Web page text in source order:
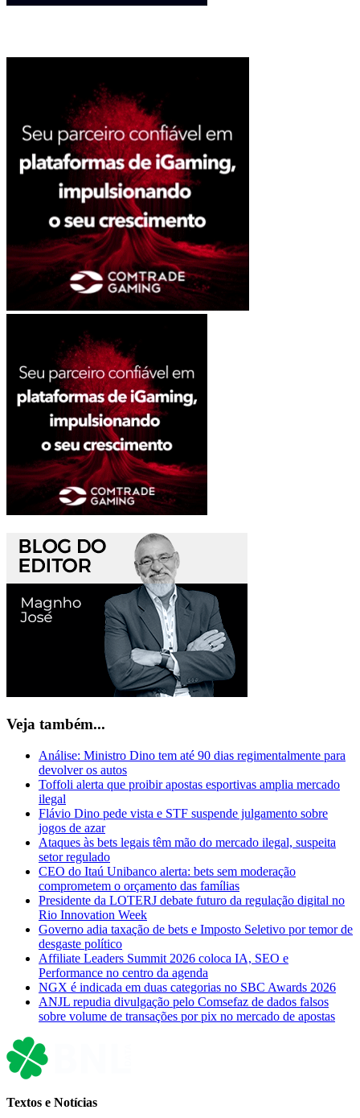
Veja também...
Análise: Ministro Dino tem até 90 dias regimentalmente para
devolver os autos
Toffoli alerta que proibir apostas esportivas amplia mercado
ilegal
Flávio Dino pede vista e STF suspende julgamento sobre
jogos de azar
Ataques às bets legais têm mão do mercado ilegal, suspeita
setor regulado
CEO do Itaú Unibanco alerta: bets sem moderação
comprometem o orçamento das famílias
Presidente da LOTERJ debate futuro da regulação digital no
Rio Innovation Week
Governo adia taxação de bets e Imposto Seletivo por temor de
desgaste político
Affiliate Leaders Summit 2026 coloca IA, SEO e
Performance no centro da agenda
NGX é indicada em duas categorias no SBC Awards 2026
ANJL repudia divulgação pelo Comsefaz de dados falsos
sobre volume de transações por pix no mercado de apostas
Textos e Notícias